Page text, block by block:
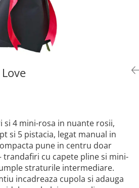
si 4 mini-rosa in nuante rosii,
si 5 pistacia, legat manual in
pune in centru doar
cu capete pline si mini-
straturile intermediare.
incadreaza cupola si adauga